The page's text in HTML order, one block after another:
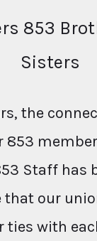
853
Sisters
the
853
Staff has
that our
ties with